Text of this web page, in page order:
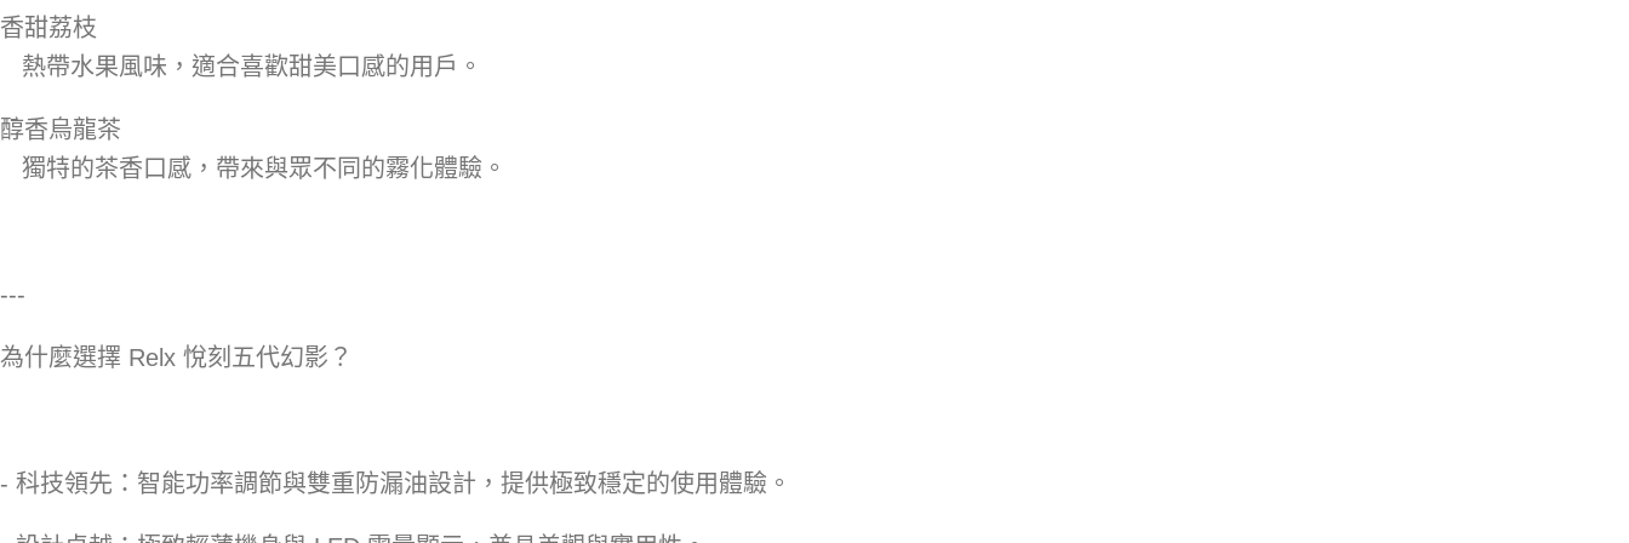
香甜荔枝
熱帶水果風味，適合喜歡甜美口感的用戶。
醇香烏龍茶
獨特的茶香口感，帶來與眾不同的霧化體驗。
---
為什麼選擇 Relx 悅刻五代幻影？
- 科技領先：智能功率調節與雙重防漏油設計，提供極致穩定的使用體驗。